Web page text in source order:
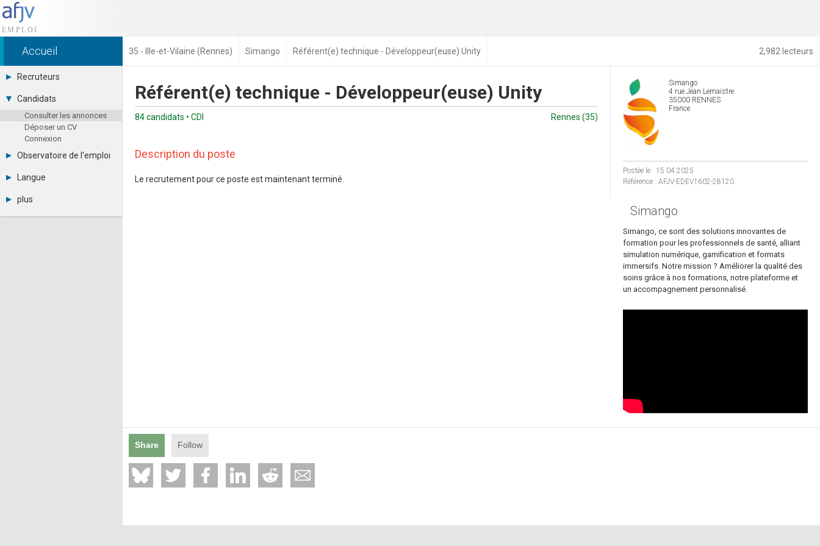
2,982 lecteurs
Accueil 35 - Ille-et-Vilaine (Rennes) Simango Référent(e) technique - Développeur(euse) Unity
Recruteurs
Déposer une annonce
Tarifs
Interface recruteur
Candidats
Consulter les annonces
Déposer un CV
Connexion
Observatoire de l'emploi
Par métier
Par contrat
Langue
Español
plus
Actualités
Simango
4 rue Jean Lemaistre
35000 RENNES
France
Postée le : 15.04.2025
Référence : AFJV-EDEV1602-28120
Simango
Simango, ce sont des solutions innovantes de
formation pour les professionnels de santé, alliant
simulation numérique, gamification et formats
immersifs. Notre mission ? Améliorer la qualité des
soins grâce à nos formations, notre plateforme et
un accompagnement personnalisé.
Référent(e) technique - Développeur(euse) Unity
84 candidats • CDI Rennes (35)
Description du poste
Le recrutement pour ce poste est maintenant terminé.
Share Follow